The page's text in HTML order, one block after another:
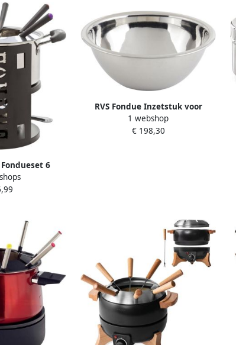
6
Elektrisch
RVS Fondue Inzetstuk voor
Warmhoudpan 16 cm Diameter
1 webshop
€ 198,30